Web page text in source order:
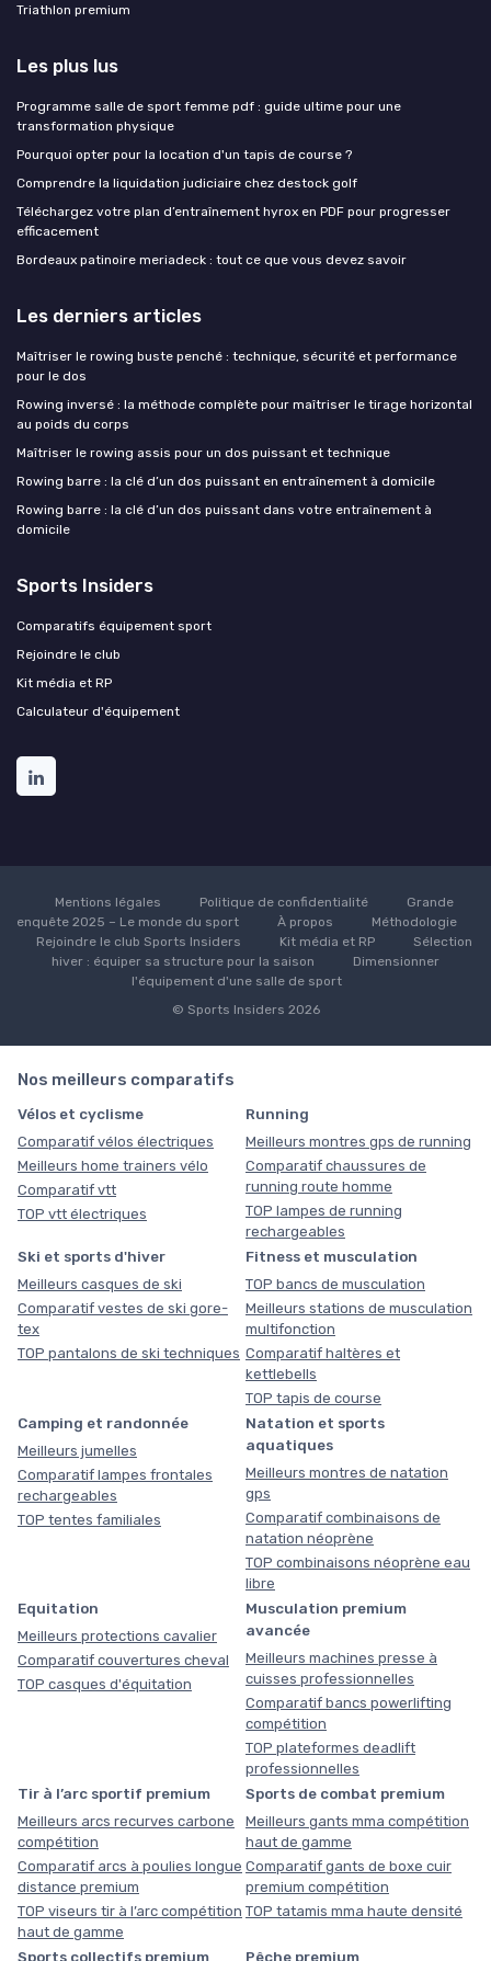
Triathlon premium
Les plus lus
Programme salle de sport femme pdf : guide ultime pour une
transformation physique
Pourquoi opter pour la location d'un tapis de course ?
Comprendre la liquidation judiciaire chez destock golf
Téléchargez votre plan d’entraînement hyrox en PDF pour progresser
efficacement
Bordeaux patinoire meriadeck : tout ce que vous devez savoir
Les derniers articles
Maîtriser le rowing buste penché : technique, sécurité et performance
pour le dos
Rowing inversé : la méthode complète pour maîtriser le tirage horizontal
au poids du corps
Maîtriser le rowing assis pour un dos puissant et technique
Rowing barre : la clé d’un dos puissant en entraînement à domicile
Rowing barre : la clé d’un dos puissant dans votre entraînement à
domicile
Sports Insiders
Comparatifs équipement sport
Rejoindre le club
Kit média et RP
Calculateur d'équipement
Mentions légales Politique de confidentialité
Grande
enquête 2025 – Le monde du sport
À propos
Méthodologie
Rejoindre le club Sports Insiders
Kit média et RP
Sélection
hiver : équiper sa structure pour la saison
Dimensionner
l'équipement d'une salle de sport
© Sports Insiders 2026
Nos meilleurs comparatifs
Vélos et cyclisme
Comparatif vélos électriques
Meilleurs home trainers vélo
Comparatif vtt
TOP vtt électriques
Running
Meilleurs montres gps de running
Comparatif chaussures de
running route homme
TOP lampes de running
rechargeables
Ski et sports d'hiver
Meilleurs casques de ski
Comparatif vestes de ski gore-
tex
TOP pantalons de ski techniques
Fitness et musculation
TOP bancs de musculation
Meilleurs stations de musculation
multifonction
Comparatif haltères et
kettlebells
TOP tapis de course
Camping et randonnée
Meilleurs jumelles
Comparatif lampes frontales
rechargeables
TOP tentes familiales
Natation et sports
aquatiques
Meilleurs montres de natation
gps
Comparatif combinaisons de
natation néoprène
TOP combinaisons néoprène eau
libre
Equitation
Meilleurs protections cavalier
Comparatif couvertures cheval
TOP casques d'équitation
Musculation premium
avancée
Meilleurs machines presse à
cuisses professionnelles
Comparatif bancs powerlifting
compétition
TOP plateformes deadlift
professionnelles
Tir à l’arc sportif premium
Meilleurs arcs recurves carbone
compétition
Comparatif arcs à poulies longue
distance premium
TOP viseurs tir à l’arc compétition
haut de gamme
Sports de combat premium
Meilleurs gants mma compétition
haut de gamme
Comparatif gants de boxe cuir
premium compétition
TOP tatamis mma haute densité
Sports collectifs premium Pêche premium